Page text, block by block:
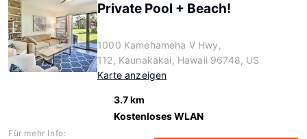
Private Pool + Beach!
1000 Kamehameha V Hwy,
112, Kaunakakai, Hawaii 96748, US
Karte anzeigen
3.7 km
Kostenloses WLAN
Für mehr Info: